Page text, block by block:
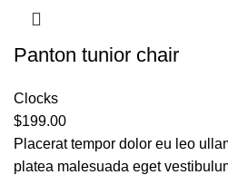
Panton tunior chair
Clocks
$199.00
Placerat tempor dolor eu leo
platea malesuada eget